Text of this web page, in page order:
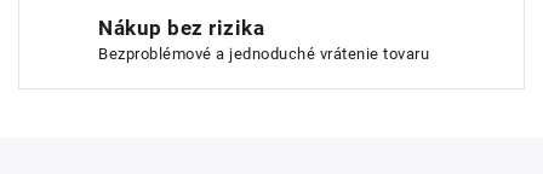
Nákup bez rizika
Bezproblémové a jednoduché vrátenie tovaru